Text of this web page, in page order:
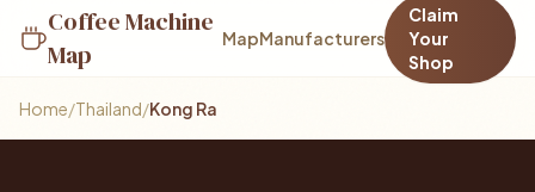
Coffee Machine
Map
MapManufacturers
Claim
Your
Shop
Home/Thailand/Kong Ra